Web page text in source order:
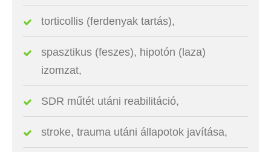
torticollis (ferdenyak tartás),
spasztikus (feszes), hipotón (laza)
izomzat,
SDR műtét utáni reabilitáció,
stroke, trauma utáni állapotok javítása,